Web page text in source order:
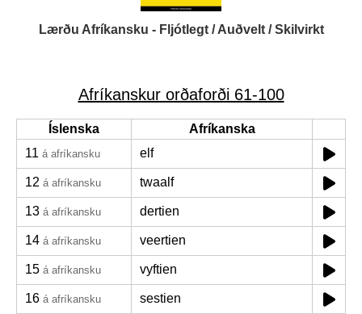
Lærðu Afríkansku - Fljótlegt / Auðvelt / Skilvirkt
Afríkanskur orðaforði 61-100
Íslenska
Afríkanska
11 á afríkansku elf
12 á afríkansku twaalf
13 á afríkansku dertien
14 á afríkansku veertien
15 á afríkansku vyftien
16 á afríkansku sestien